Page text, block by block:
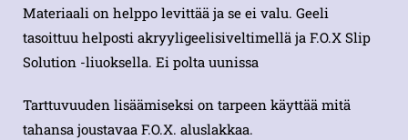
Materiaali on helppo levittää ja se ei valu. Geeli
tasoittuu helposti akryyligeelisiveltimellä ja F.O.X Slip
Solution -liuoksella. Ei polta uunissa
Tarttuvuuden lisäämiseksi on tarpeen käyttää mitä
tahansa joustavaa F.O.X. aluslakkaa.